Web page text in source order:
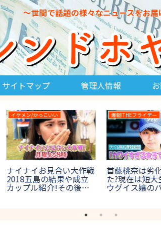
～世間で話題の様々なニュースをお
サイトマップ 管理人情報
ザダン
果＆優
勝進
IPPONグランプリ
IPPONグランプリ2023
春のお題＆回答一覧！写
真で一言や一般回答まと
THE
THE
治
ボス